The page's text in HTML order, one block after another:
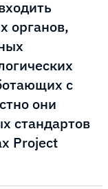
органов,
с
они
стандартов
Project